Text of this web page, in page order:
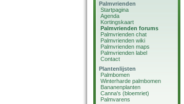
Palmvrienden
Startpagina
Agenda
Kortingskaart
Palmvrienden forums
Palmvrienden chat
Palmvrienden wiki
Palmvrienden maps
Palmvrienden label
Contact
Plantenlijsten
Palmbomen
Winterharde palmbomen
Bananenplanten
Canna's (bloemriet)
Palmvarens